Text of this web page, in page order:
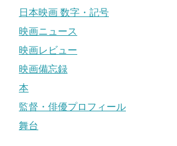
日本映画 数字・記号
映画ニュース
映画レビュー
映画備忘録
本
監督・俳優プロフィール
舞台